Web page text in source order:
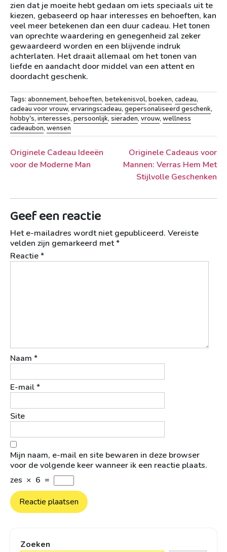
zien dat je moeite hebt gedaan om iets speciaals uit te
kiezen, gebaseerd op haar interesses en behoeften, kan
veel meer betekenen dan een duur cadeau. Het tonen
van oprechte waardering en genegenheid zal zeker
gewaardeerd worden en een blijvende indruk
achterlaten. Het draait allemaal om het tonen van
liefde en aandacht door middel van een attent en
doordacht geschenk.
Tags: abonnement, behoeften, betekenisvol, boeken, cadeau,
cadeau voor vrouw, ervaringscadeau, gepersonaliseerd geschenk,
hobby's, interesses, persoonlijk, sieraden, vrouw, wellness
cadeaubon, wensen
Berichtnavigatie
Originele Cadeau Ideeën
voor de Moderne Man
Originele Cadeaus voor
Mannen: Verras Hem Met
Stijlvolle Geschenken
Geef een reactie
Het e-mailadres wordt niet gepubliceerd. Vereiste
velden zijn gemarkeerd met*
Reactie*
Naam *
E-mail*
Site
Mijn naam, e-mail en site bewaren in deze browser
voor de volgende keer wanneer ik een reactie plaats.
zes × 6 =
Zoeken